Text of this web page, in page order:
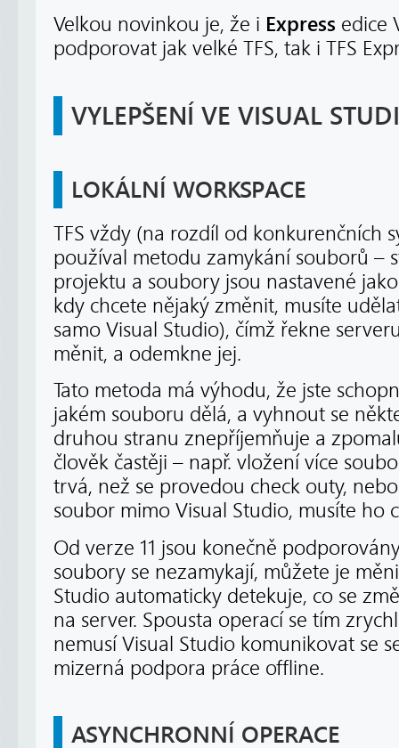
Velkou novinkou je, že i Express edice
podporovat jak velké TFS, tak i TFS
VYLEPŠENÍ VE VISUAL
LOKÁLNÍ WORKSPACE
TFS vždy (na rozdíl od konkurenčních
používal metodu zamykání souborů –
projektu a soubory jsou nastavené
kdy chcete nějaký změnit, musíte
samo Visual Studio), čímž řekne
měnit, a odemkne jej.
Tato metoda má výhodu, že jste
jakém souboru dělá, a vyhnout se
druhou stranu znepříjemňuje a
člověk častěji – např. vložení více
trvá, než se provedou check outy,
soubor mimo Visual Studio, musíte ho
Od verze 11 jsou konečně
soubory se nezamykají, můžete je
Studio automaticky detekuje, co se
na server. Spousta operací se tím
nemusí Visual Studio komunikovat se
mizerná podpora práce offline.
ASYNCHRONNÍ OPERACE